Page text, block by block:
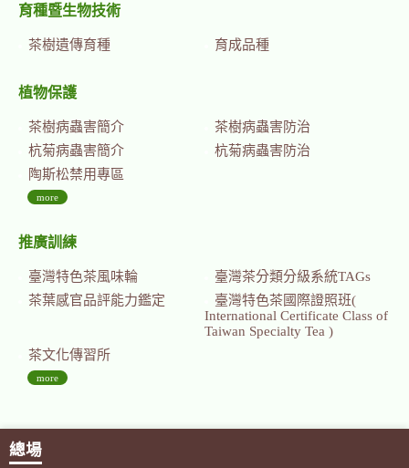
育種暨生物技術
茶樹遺傳育種 育成品種
植物保護
茶樹病蟲害簡介
茶樹病蟲害防治
杭菊病蟲害簡介
杭菊病蟲害防治
陶斯松禁用專區
more
推廣訓練
臺灣特色茶風味輪
臺灣茶分類分級系統TAGs
茶葉感官品評能力鑑定
臺灣特色茶國際證照班(
International Certificate Class of
Taiwan Specialty Tea )
茶文化傳習所
more
總場